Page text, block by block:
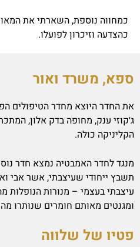
כמחווה נוספת, השארתי את
כהצדעה וזיכרון לפועלו.
ספא, משרד ואור
את החדר היוצא מחדר הטיפולים
ג׳קוזי ענק, מחופה בדק אלון,
הקליניקה כולה.
מנגד לחדר האמבטיה נמצא חדר
תשבץ ייחודי שעיצבתי, אשר אבי
עיצבתי בעצמי – מנורות
ומגנטים מאותם חומרים שנותרו
פטיו של שלווה